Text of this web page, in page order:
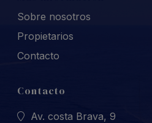
Sobre nosotros
Propietarios
Contacto
Contacto
Av. costa Brava, 9